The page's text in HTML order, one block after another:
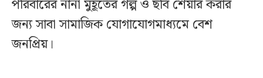
পরিবারের নানা মুহূর্তের গল্প ও ছবি শেয়ার করার
জন্য সাবা সামাজিক যোগাযোগমাধ্যমে বেশ
জনপ্রিয়।